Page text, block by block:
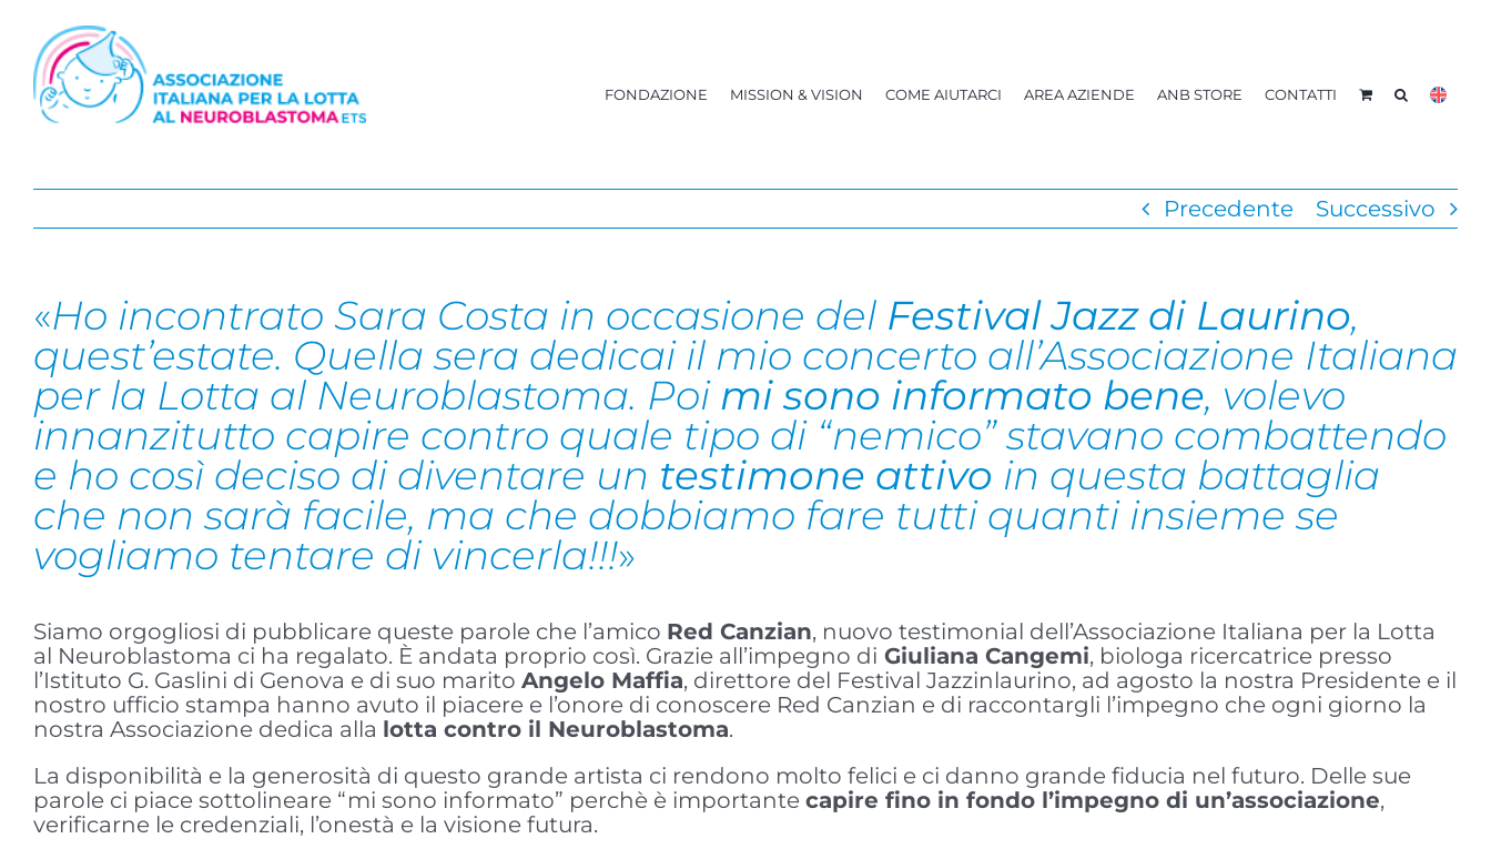
contenuto
FONDAZIONE MISSION & VISION COME AIUTARCI AREA AZIENDE ANB STORE CONTATTI
Precedente Successivo
«Ho incontrato Sara Costa in occasione del Festival Jazz di Laurino,
quest’estate. Quella sera dedicai il mio concerto all’Associazione Italiana
per la Lotta al Neuroblastoma. Poi mi sono informato bene, volevo
innanzitutto capire contro quale tipo di “nemico” stavano combattendo
e ho così deciso di diventare un testimone attivo in questa battaglia
che non sarà facile, ma che dobbiamo fare tutti quanti insieme se
vogliamo tentare di vincerla!!!»
Siamo orgogliosi di pubblicare queste parole che l’amico Red Canzian, nuovo testimonial dell’Associazione Italiana per la Lotta
al Neuroblastoma ci ha regalato. È andata proprio così. Grazie all’impegno di Giuliana Cangemi, biologa ricercatrice presso
l’Istituto G. Gaslini di Genova e di suo marito Angelo Maffia, direttore del Festival Jazzinlaurino, ad agosto la nostra Presidente e il
nostro ufficio stampa hanno avuto il piacere e l’onore di conoscere Red Canzian e di raccontargli l’impegno che ogni giorno la
nostra Associazione dedica alla lotta contro il Neuroblastoma.
La disponibilità e la generosità di questo grande artista ci rendono molto felici e ci danno grande fiducia nel futuro. Delle sue
parole ci piace sottolineare “mi sono informato” perchè è importante capire fino in fondo l’impegno di un’associazione,
verificarne le credenziali, l’onestà e la visione futura.